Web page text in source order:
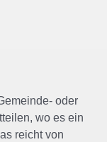
oder
wo es ein
reicht von